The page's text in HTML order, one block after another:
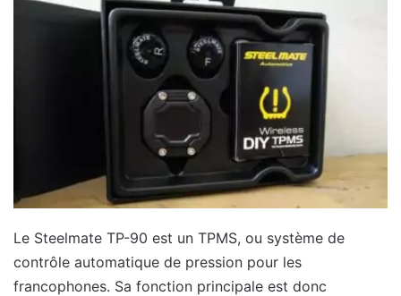
Le Steelmate TP-90 est un TPMS, ou système de
contrôle automatique de pression pour les
francophones. Sa fonction principale est donc